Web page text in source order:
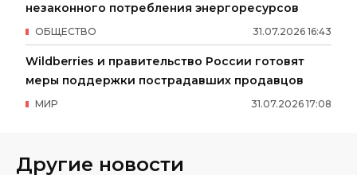
незаконного потребления энергоресурсов
31.07.2026 16:43
ОБЩЕСТВО
Wildberries и правительство России готовят
меры поддержки пострадавших продавцов
31.07.2026 17:08
МИР
Другие новости